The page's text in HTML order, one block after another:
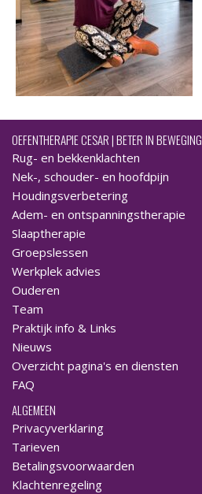
OEFENTHERAPIE CESAR | BETER IN BEWEGING
Rug- en bekkenklachten
Nek-, schouder- en hoofdpijn
Houdingsverbetering
Adem- en ontspanningstherapie
Slaaptherapie
Groepslessen
Werkplek advies
Ouderen
Team
Praktijk info & Links
Nieuws
Overzicht pagina's en diensten
FAQ
ALGEMEEN
Privacyverklaring
Tarieven
Betalingsvoorwaarden
Klachtenregeling